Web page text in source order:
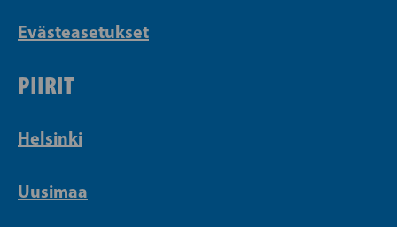
Evästeasetukset
PIIRIT
Helsinki
Uusimaa